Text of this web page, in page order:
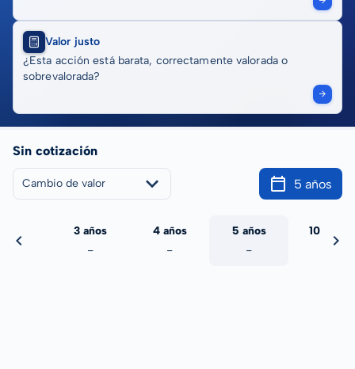
Valor justo
¿Esta acción está barata, correctamente valorada o
sobrevalorada?
Sin cotización
Cambio de valor 5 años
3 años
-
4 años
-
5 años
-
10 años